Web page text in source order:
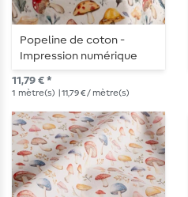
Popeline de coton -
Impression numérique
champignons aquarelle
Blanc
11,79 € *
1 mètre(s) | 11,79 € / mètre(s)